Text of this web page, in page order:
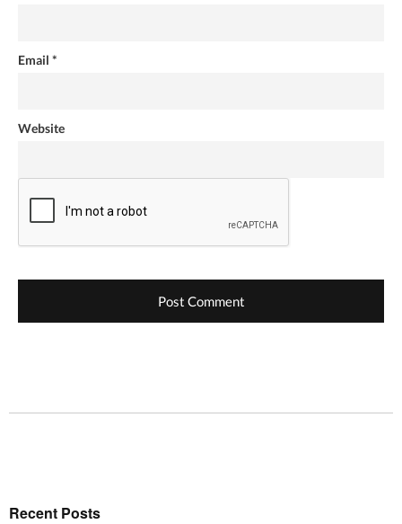
Email *
Website
Recent Posts